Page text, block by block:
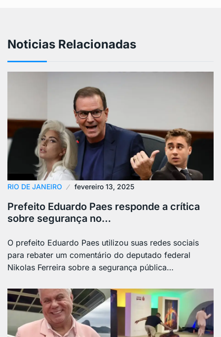
Noticias Relacionadas
RIO DE JANEIRO fevereiro 13, 2025
Prefeito Eduardo Paes responde a crítica
sobre segurança no…
O prefeito Eduardo Paes utilizou suas redes sociais
para rebater um comentário do deputado federal
Nikolas Ferreira sobre a segurança pública…